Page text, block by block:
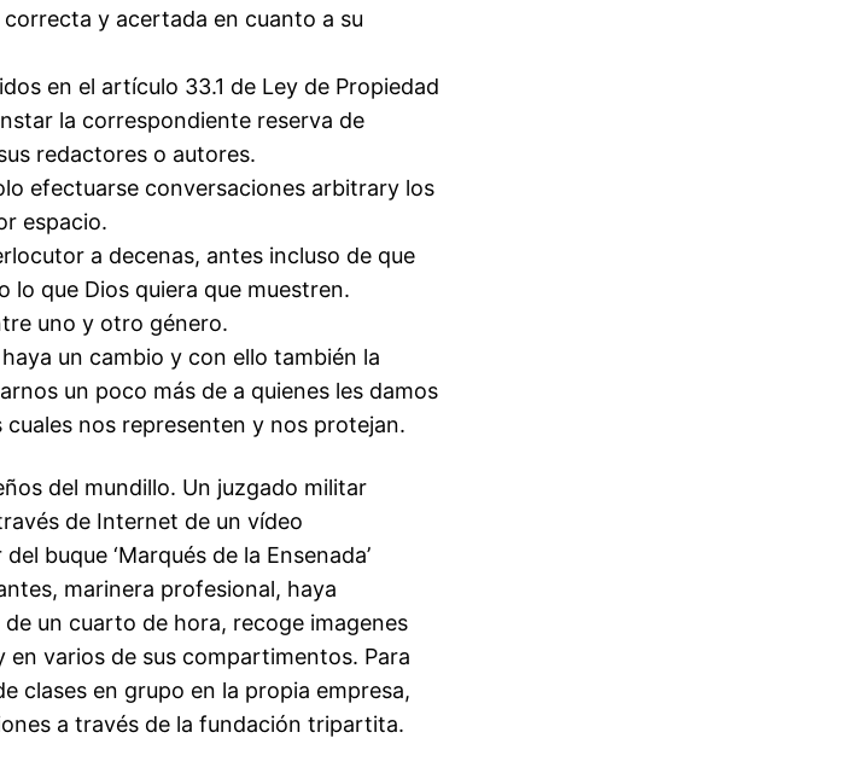
y acertada en cuanto a su
en el artículo 33.1 de Ley de Propiedad
la correspondiente reserva de
redactores o autores.
efectuarse conversaciones arbitrary los
espacio.
a decenas, antes incluso de que
lo que Dios quiera que muestren.
uno y otro género.
un cambio y con ello también la
un poco más de a quienes les damos
nos representen y nos protejan.
del mundillo. Un juzgado militar
de Internet de un vídeo
buque ‘Marqués de la Ensenada’
marinera profesional, haya
un cuarto de hora, recoge imagenes
en varios de sus compartimentos. Para
clases en grupo en la propia empresa,
a través de la fundación tripartita.